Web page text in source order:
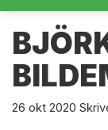
26 okt 2020